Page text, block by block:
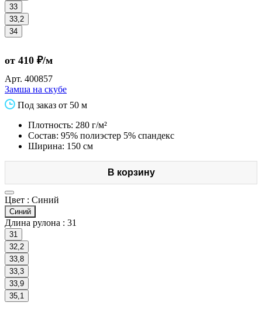
33
33,2
34
от 410 ₽/м
Арт. 400857
Замша на скубе
Под заказ от 50 м
Плотность: 280 г/м²
Состав: 95% полиэстер 5% спандекс
Ширина: 150 см
В корзину
Цвет : Синий
Синий
Длина рулона : 31
31
32,2
33,8
33,3
33,9
35,1